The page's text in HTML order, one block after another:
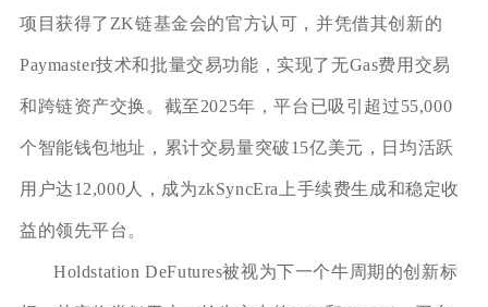
项目获得了ZK链基金会的官方认可，并凭借其创新的
Paymaster技术和批量交易功能，实现了无Gas费用交易
和跨链资产交换。截至2025年，平台已吸引超过55,000
个智能钱包地址，累计交易量突破15亿美元，日均活跃
用户达12,000人，成为zkSyncEra上手续费生成和稳定收
益的领先平台。
Holdstation DeFutures被视为下一个牛周期的创新标